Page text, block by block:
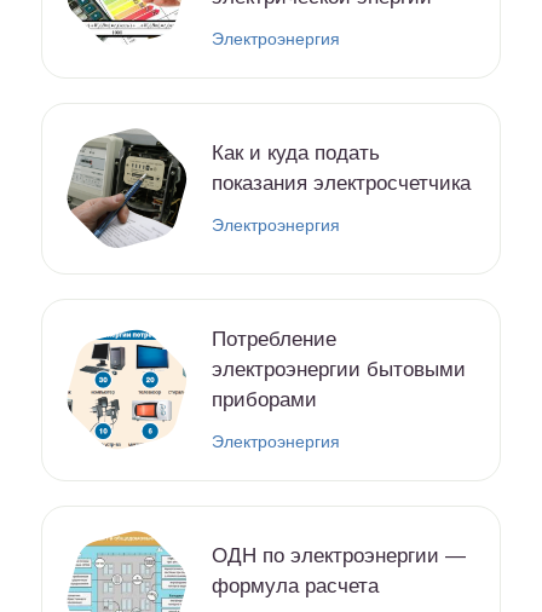
Электроэнергия
Как и куда подать
показания электросчетчика
Электроэнергия
Потребление
электроэнергии бытовыми
приборами
Электроэнергия
ОДН по электроэнергии —
формула расчета